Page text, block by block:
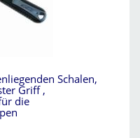
Schalen,
Griff ,
die